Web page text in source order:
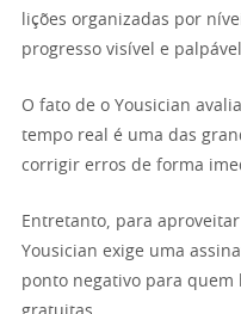
lições organizadas por
progresso visível e palpável.
O fato de o Yousician
tempo real é uma das
corrigir erros de forma
Entretanto, para
Yousician exige uma
ponto negativo para quem